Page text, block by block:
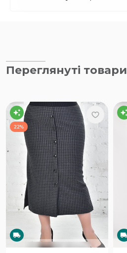
Переглянуті товари
22%